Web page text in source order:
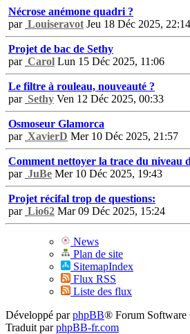
Nécrose anémone quadri ?
par Louiseravot Jeu 18 Déc 2025, 22:14
Projet de bac de Sethy
par Carol Lun 15 Déc 2025, 11:06
Le filtre à rouleau, nouveauté ?
par Sethy Ven 12 Déc 2025, 00:33
Osmoseur Glamorca
par XavierD Mer 10 Déc 2025, 21:57
Comment nettoyer la trace du niveau
par JuBe Mer 10 Déc 2025, 19:43
Projet récifal trop de questions:
par Lio62 Mar 09 Déc 2025, 15:24
News
Plan de site
SitemapIndex
Flux RSS
Liste des flux
Développé parphpBB® Forum
Traduit parphpBB-fr.com